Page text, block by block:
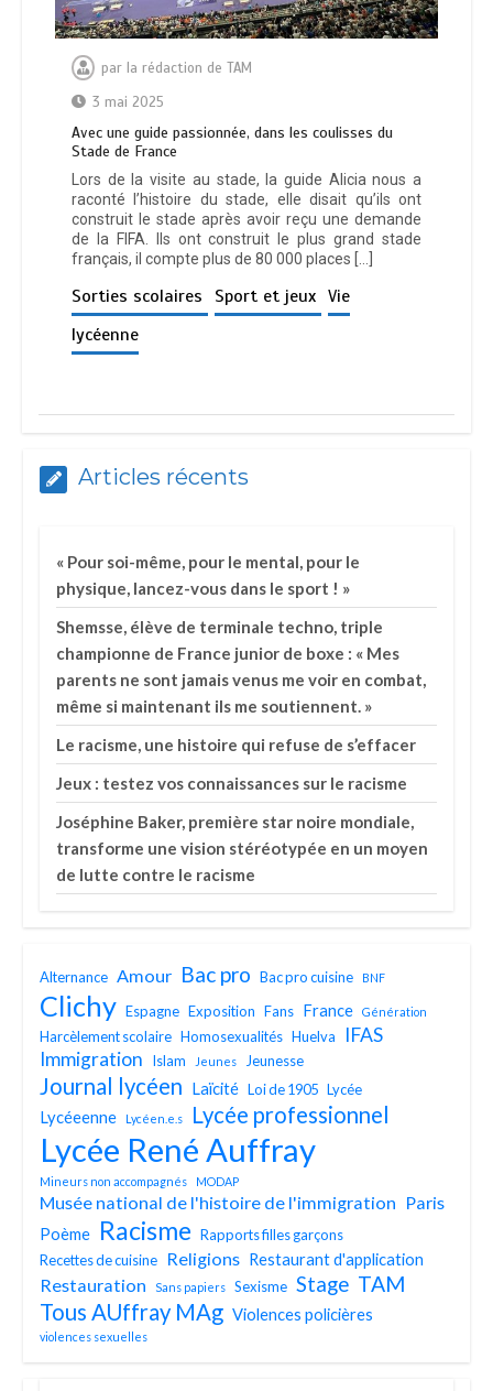
par la rédaction de TAM
3 mai 2025
Avec une guide passionnée, dans les coulisses du
Stade de France
Lors de la visite au stade, la guide Alicia nous a
raconté l’histoire du stade, elle disait qu’ils ont
construit le stade après avoir reçu une demande
de la FIFA. Ils ont construit le plus grand stade
français, il compte plus de 80 000 places […]
Sorties scolaires Sport et jeux Vie
lycéenne
Articles récents
« Pour soi-même, pour le mental, pour le
physique, lancez-vous dans le sport ! »
Shemsse, élève de terminale techno, triple
championne de France junior de boxe : « Mes
parents ne sont jamais venus me voir en combat,
même si maintenant ils me soutiennent. »
Le racisme, une histoire qui refuse de s’effacer
Jeux : testez vos connaissances sur le racisme
Joséphine Baker, première star noire mondiale,
transforme une vision stéréotypée en un moyen
de lutte contre le racisme
Alternance Amour Bac pro Bac pro cuisine BNF
Clichy Espagne Exposition Fans France Génération
Harcèlement scolaire Homosexualités Huelva
IFAS
Immigration
Islam Jeunes Jeunesse
Journal lycéen Laïcité Loi de 1905 Lycée
Lycéeenne Lycéen.e.s Lycée professionnel
Lycée René Auffray
Mineurs non accompagnés MODAP
Musée national de l'histoire de l'immigration Paris
Poème Racisme Rapports filles garçons
Recettes de cuisine
Religions Restaurant d'application
Restauration Sans papiers Sexisme Stage TAM
Tous AUffray MAg Violences policières
violences sexuelles